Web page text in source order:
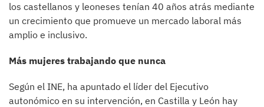
los castellanos y leoneses tenían 40 años atrás mediante
un crecimiento que promueve un mercado laboral más
amplio e inclusivo.
Más mujeres trabajando que nunca
Según el INE, ha apuntado el líder del Ejecutivo
autonómico en su intervención, en Castilla y León hay